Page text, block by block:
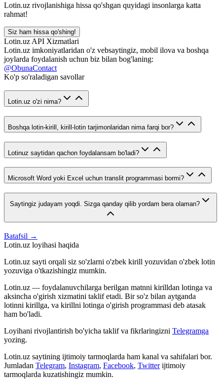
Lotin.uz rivojlanishiga hissa qo'shgan quyidagi insonlarga katta
rahmat!
Siz ham hissa qo'shing!
Lotin.uz API Xizmatlari
Lotin.uz imkoniyatlaridan o'z vebsaytingiz, mobil ilova va boshqa
joylarda foydalanish uchun biz bilan bog'laning:
@ObunaContact
Ko'p so'raladigan savollar
Lotin.uz o'zi nima?
Boshqa lotin-kirill, kirill-lotin tarjimonlaridan nima farqi bor?
Lotinuz saytidan qachon foydalansam bo'ladi?
Microsoft Word yoki Excel uchun translit programmasi bormi?
Saytingiz judayam yoqdi. Sizga qanday qilib yordam bera olaman?
Batafsil →
Lotin.uz loyihasi haqida
Lotin.uz sayti orqali siz so'zlarni o'zbek kirill yozuvidan o'zbek lotin
yozuviga o'tkazishingiz mumkin.
Lotin.uz — foydalanuvchilarga berilgan matnni kirilldan lotinga va
aksincha o'girish xizmatini taklif etadi. Bir so'z bilan aytganda
lotinni kirillga, va kirillni lotinga o'girish programmasi deb atasak
ham bo'ladi.
Loyihani rivojlantirish bo'yicha taklif va fikrlaringizni Telegramga
yozing.
Lotin.uz saytining ijtimoiy tarmoqlarda ham kanal va sahifalari bor.
Jumladan Telegram, Instagram, Facebook, Twitter ijtimoiy
tarmoqlarda kuzatishingiz mumkin.